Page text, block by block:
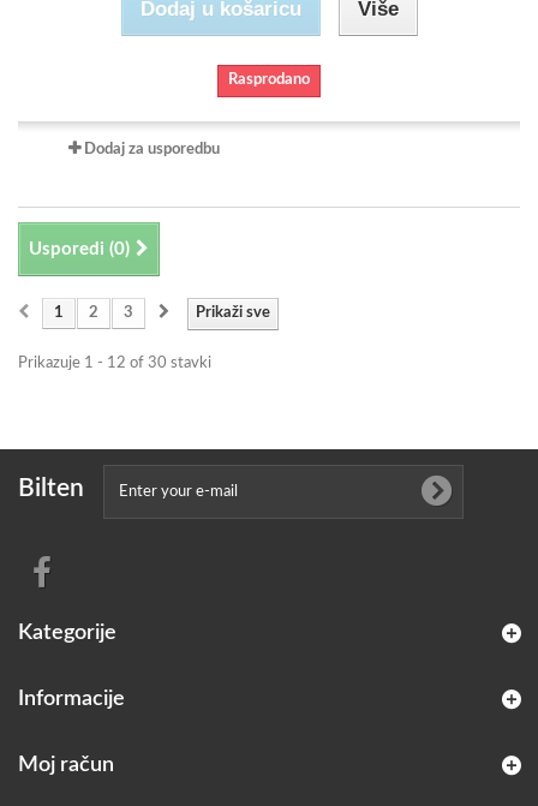
Dodaj u košaricu Više
Rasprodano
Dodaj za usporedbu
Usporedi (0)
Prikaži sve
1 2 3
Prikazuje 1 - 12 of 30 stavki
Bilten
Kategorije
Informacije
Moj račun